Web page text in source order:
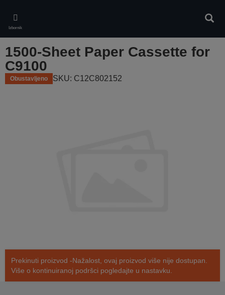
main
content
Izbornik
1500-Sheet Paper Cassette for
C9100
Obustavljeno SKU: C12C802152
Prekinuti proizvod -Nažalost, ovaj proizvod više nije dostupan.
Više o kontinuiranoj podršci pogledajte u nastavku.